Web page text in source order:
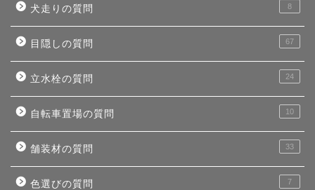
犬走りの質問 8
目隠しの質問 67
立水栓の質問 24
自転車置場の質問 10
舗装材の質問 33
色選びの質問 7